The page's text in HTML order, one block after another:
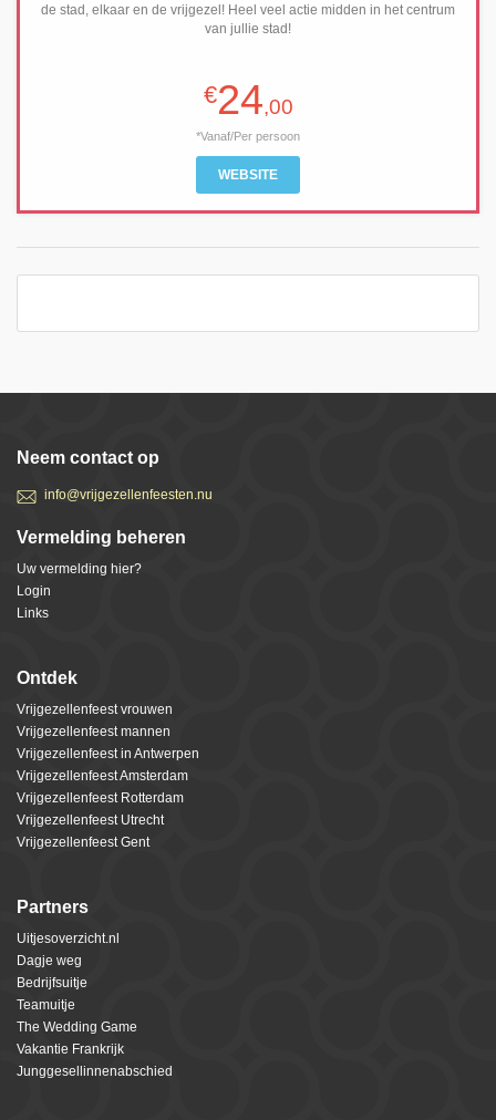
de stad, elkaar en de vrijgezel! Heel veel actie midden in het centrum
van jullie stad!
€24,00
*Vanaf/Per persoon
WEBSITE
Neem contact op
info@vrijgezellenfeesten.nu
Vermelding beheren
Uw vermelding hier?
Login
Links
Ontdek
Vrijgezellenfeest vrouwen
Vrijgezellenfeest mannen
Vrijgezellenfeest in Antwerpen
Vrijgezellenfeest Amsterdam
Vrijgezellenfeest Rotterdam
Vrijgezellenfeest Utrecht
Vrijgezellenfeest Gent
Partners
Uitjesoverzicht.nl
Dagje weg
Bedrijfsuitje
Teamuitje
The Wedding Game
Vakantie Frankrijk
Junggesellinnenabschied